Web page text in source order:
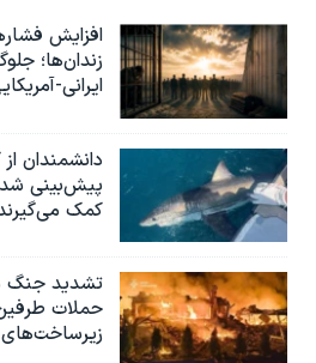
افزایش
زندان‌ها؛
ایرانی-
دانشمندان
پیش‌بینی
کمک
تشدید جنگ
حملات